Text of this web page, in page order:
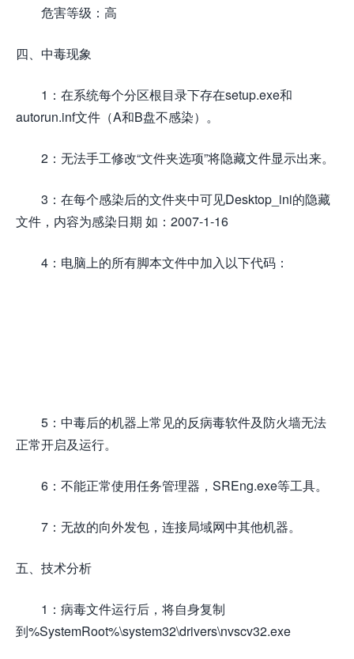
危害等级：高
四、中毒现象
1：在系统每个分区根目录下存在setup.exe和
autorun.inf文件（A和B盘不感染）。
2：无法手工修改“文件夹选项”将隐藏文件显示出来。
3：在每个感染后的文件夹中可见Desktop_ini的隐藏
文件，内容为感染日期 如：2007-1-16
4：电脑上的所有脚本文件中加入以下代码：
5：中毒后的机器上常见的反病毒软件及防火墙无法
正常开启及运行。
6：不能正常使用任务管理器，SREng.exe等工具。
7：无故的向外发包，连接局域网中其他机器。
五、技术分析
1：病毒文件运行后，将自身复制
到%SystemRoot%\system32\drivers\nvscv32.exe